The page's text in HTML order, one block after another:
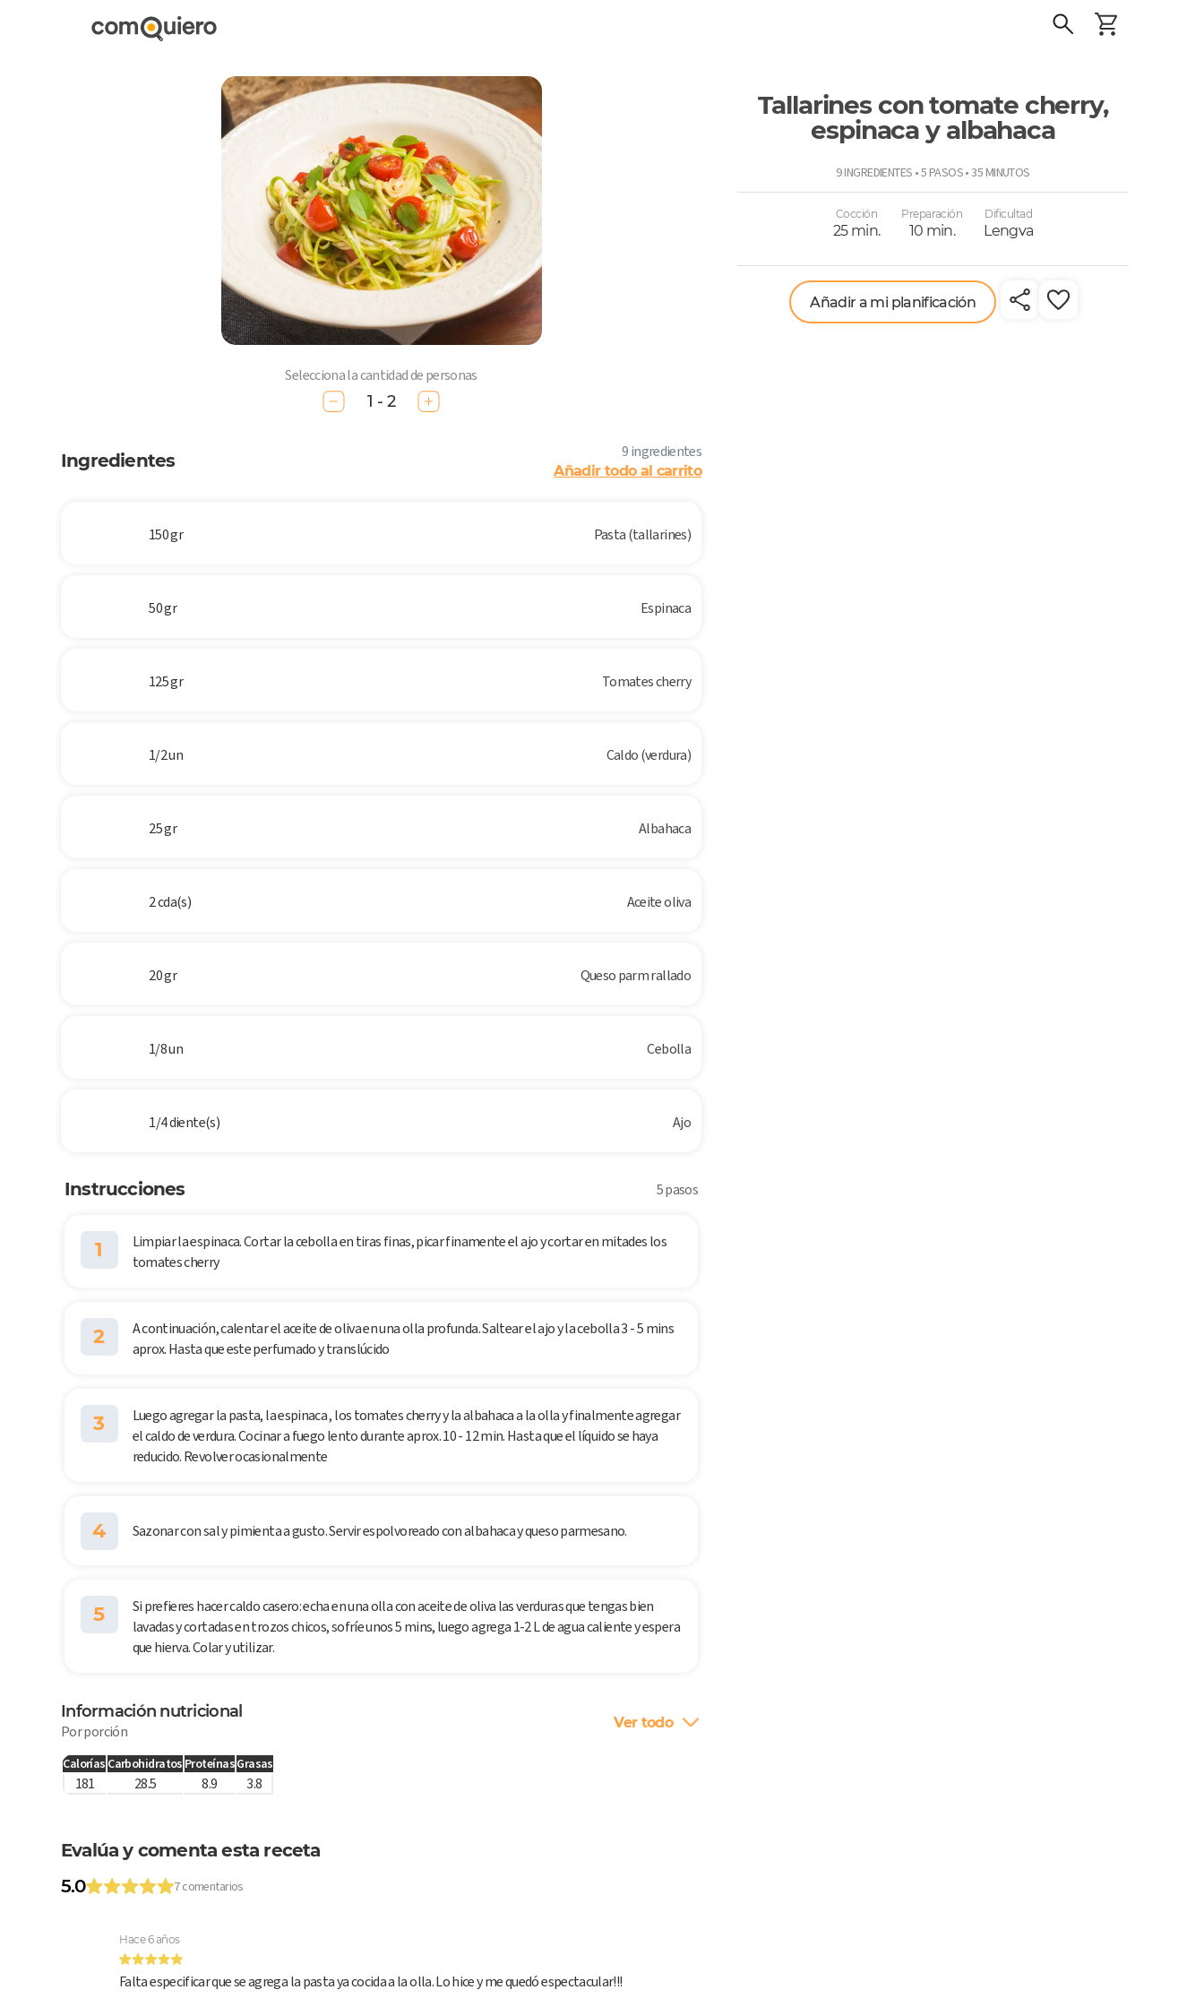
Tallarines con tomate cherry,
espinaca y albahaca
9 INGREDIENTES • 5 PASOS • 35 MINUTOS
Cocción
25 min.
Preparación
10 min.
Dificultad
Lengva
Añadir a mi planificación
Selecciona la cantidad de personas
1 - 2
Ingredientes 9 ingredientes
Añadir todo al carrito
150 gr Pasta (tallarines)
50 gr Espinaca
125 gr Tomates cherry
1/2 un Caldo (verdura)
25 gr Albahaca
2 cda(s) Aceite oliva
20 gr Queso parm rallado
1/8 un Cebolla
1/4 diente(s) Ajo
Instrucciones 5 pasos
1
Limpiar la espinaca. Cortar la cebolla en tiras finas, picar finamente el ajo y cortar en mitades los
tomates cherry
2
A continuación, calentar el aceite de oliva en una olla profunda. Saltear el ajo y la cebolla 3 - 5 mins
aprox. Hasta que este perfumado y translúcido
3
Luego agregar la pasta, la espinaca , los tomates cherry y la albahaca a la olla y finalmente agregar
el caldo de verdura. Cocinar a fuego lento durante aprox. 10 - 12 min. Hasta que el líquido se haya
reducido. Revolver ocasionalmente
4 Sazonar con sal y pimienta a gusto. Servir espolvoreado con albahaca y queso parmesano.
5
Si prefieres hacer caldo casero: echa en una olla con aceite de oliva las verduras que tengas bien
lavadas y cortadas en trozos chicos, sofríe unos 5 mins, luego agrega 1-2 L de agua caliente y espera
que hierva. Colar y utilizar.
Información nutricional
Por porción Ver todo
Calorías Carbohidratos ProteínasGrasas
181 28.5 8.9 3.8
Evalúa y comenta esta receta
5.0
7 comentarios
Hace 6 años
Falta especificar que se agrega la pasta ya cocida a la olla. Lo hice y me quedó espectacular!!!